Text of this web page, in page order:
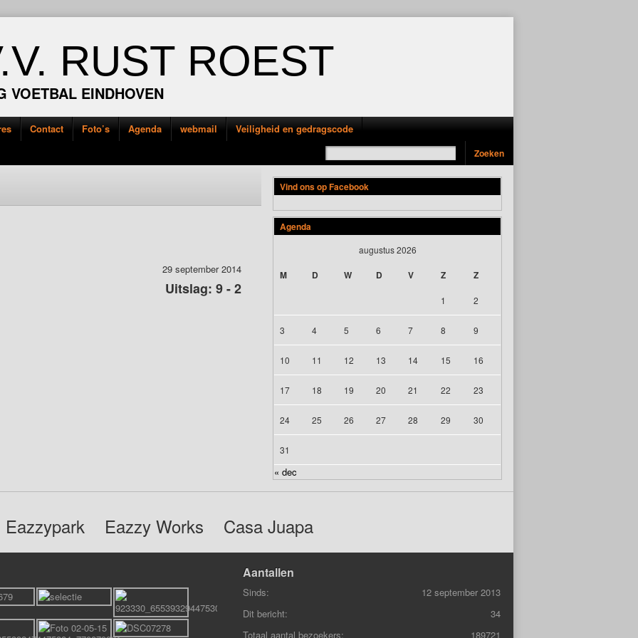
RUST ROEST
VOETBAL EINDHOVEN
Contact Foto’s Agenda webmail Veiligheid en gedragscode
29 september 2014
Uitslag: 9 - 2
Vind ons op Facebook
Agenda
augustus 2026
M D W D V Z Z
1 2
3 4 5 6 7 8 9
10 11 12 13 14 15 16
17 18 19 20 21 22 23
24 25 26 27 28 29 30
31
« dec
Eazzypark Eazzy Works Casa Juapa
Aantallen
12 september 2013
Sinds:
34
Dit bericht:
189721
Totaal aantal bezoekers: